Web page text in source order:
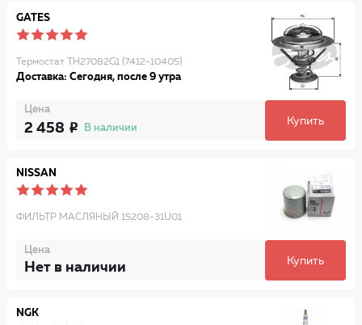
GATES
Термостат TH27082G1 (7412-10405)
Доставка: Сегодня, после 9 утра
Цена
2 458 В наличии
Купить
NISSAN
ФИЛЬТР МАСЛЯНЫЙ 15208-31U01
Цена
Нет в наличии Купить
NGK